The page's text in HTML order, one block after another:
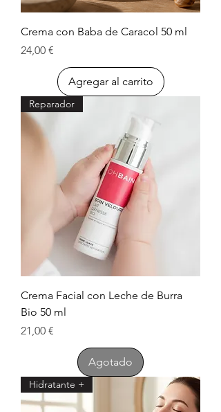
Crema con Baba de Caracol 50 ml
Precio
24,00 €
Agregar al carrito
Reparador
Crema Facial con Leche de Burra
Bio 50 ml
Precio
21,00 €
Agotado
Hidratante +